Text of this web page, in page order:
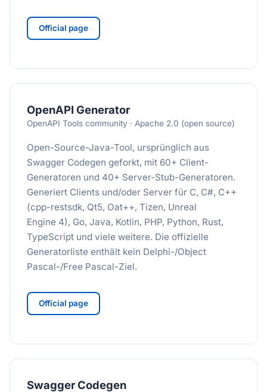
Official page
OpenAPI Generator
OpenAPI Tools community · Apache 2.0 (open source)
Open-Source-Java-Tool, ursprünglich aus
Swagger Codegen geforkt, mit 60+ Client-
Generatoren und 40+ Server-Stub-Generatoren.
Generiert Clients und/oder Server für C, C#, C++
(cpp-restsdk, Qt5, Oat++, Tizen, Unreal
Engine 4), Go, Java, Kotlin, PHP, Python, Rust,
TypeScript und viele weitere. Die offizielle
Generatorliste enthält kein Delphi-/Object
Pascal-/Free Pascal-Ziel.
Official page
Swagger Codegen